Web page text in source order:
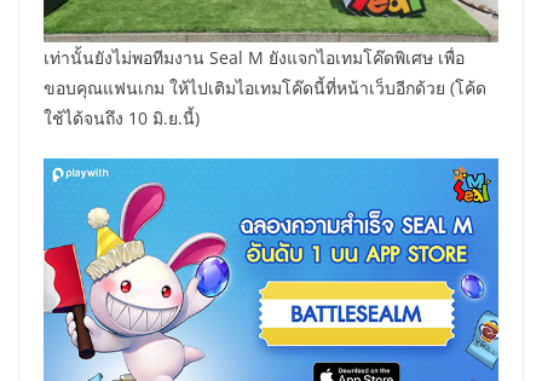
เท่านั้นยังไม่พอทีมงาน Seal M ยังแจกไอเทมโค๊ดพิเศษ เพื่อ
ขอบคุณแฟนเกม ให้ไปเติมไอเทมโค๊ดนี้ที่หน้าเว็บอีกด้วย (โค้ด
ใช้ได้จนถึง 10 มิ.ย.นี้)